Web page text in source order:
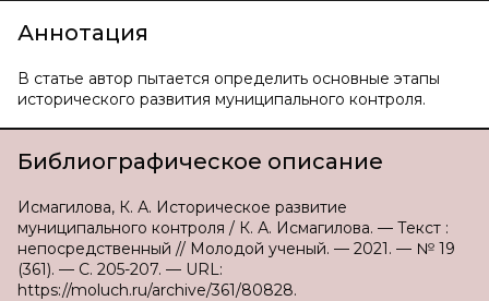
Аннотация
В статье автор пытается определить основные этапы
исторического развития муниципального контроля.
Библиографическое описание
Исмагилова, К. А. Историческое развитие
муниципального контроля / К. А. Исмагилова. — Текст :
непосредственный // Молодой ученый. — 2021. — № 19
(361). — С. 205-207. — URL:
https://moluch.ru/archive/361/80828.